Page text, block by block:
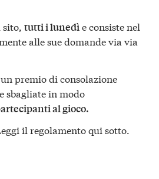
sito,tutti i lunedìe consiste nel
alle sue domande via via
premio di consolazione
sbagliate in modo
al gioco.
il regolamento qui sotto.